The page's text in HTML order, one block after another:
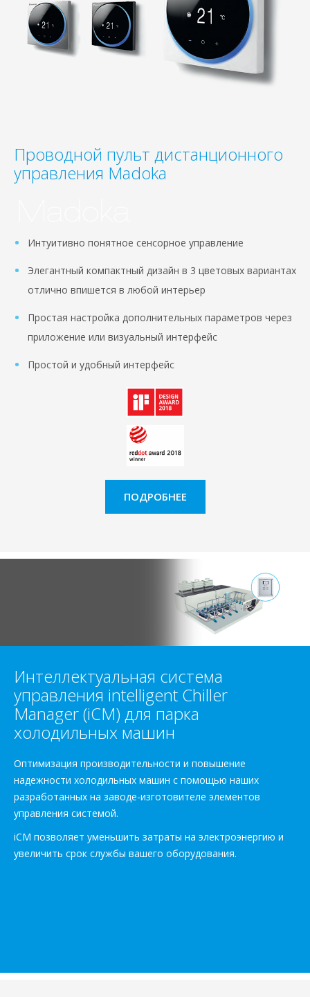
Проводной пульт дистанционного
управления Madoka
Интуитивно понятное сенсорное управление
Элегантный компактный дизайн в 3 цветовых вариантах
отлично впишется в любой интерьер
Простая настройка дополнительных параметров через
приложение или визуальный интерфейс
Простой и удобный интерфейс
ПОДРОБНЕЕ
Интеллектуальная система
управления intelligent Chiller
Manager (iCM) для парка
холодильных машин
Оптимизация производительности и повышение
надежности холодильных машин с помощью наших
разработанных на заводе-изготовителе элементов
управления системой.
iCM позволяет уменьшить затраты на электроэнергию и
увеличить срок службы вашего оборудования.